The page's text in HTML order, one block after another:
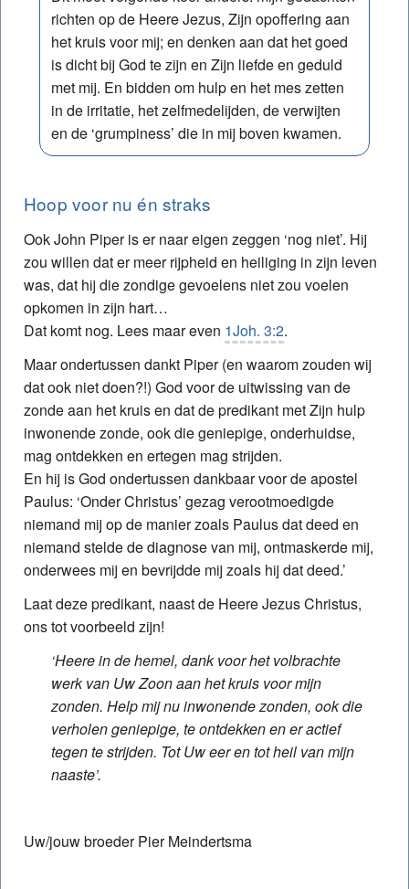
richten op de Heere Jezus, Zijn opoffering aan
het kruis voor mij; en denken aan dat het goed
is dicht bij God te zijn en Zijn liefde en geduld
met mij. En bidden om hulp en het mes zetten
in de irritatie, het zelfmedelijden, de verwijten
en de ‘grumpiness’ die in mij boven kwamen.
Hoop voor nu én straks
Ook John Piper is er naar eigen zeggen ‘nog niet’. Hij
zou willen dat er meer rijpheid en heiliging in zijn leven
was, dat hij die zondige gevoelens niet zou voelen
opkomen in zijn hart…
Dat komt nog. Lees maar even 1Joh. 3:2.
Maar ondertussen dankt Piper (en waarom zouden wij
dat ook niet doen?!) God voor de uitwissing van de
zonde aan het kruis en dat de predikant met Zijn hulp
inwonende zonde, ook die geniepige, onderhuidse,
mag ontdekken en ertegen mag strijden.
En hij is God ondertussen dankbaar voor de apostel
Paulus: ‘Onder Christus’ gezag verootmoedigde
niemand mij op de manier zoals Paulus dat deed en
niemand stelde de diagnose van mij, ontmaskerde mij,
onderwees mij en bevrijdde mij zoals hij dat deed.’
Laat deze predikant, naast de Heere Jezus Christus,
ons tot voorbeeld zijn!
‘Heere in de hemel, dank voor het volbrachte
werk van Uw Zoon aan het kruis voor mijn
zonden. Help mij nu inwonende zonden, ook die
verholen geniepige, te ontdekken en er actief
tegen te strijden. Tot Uw eer en tot heil van mijn
naaste’.
Uw/jouw broeder Pier Meindertsma